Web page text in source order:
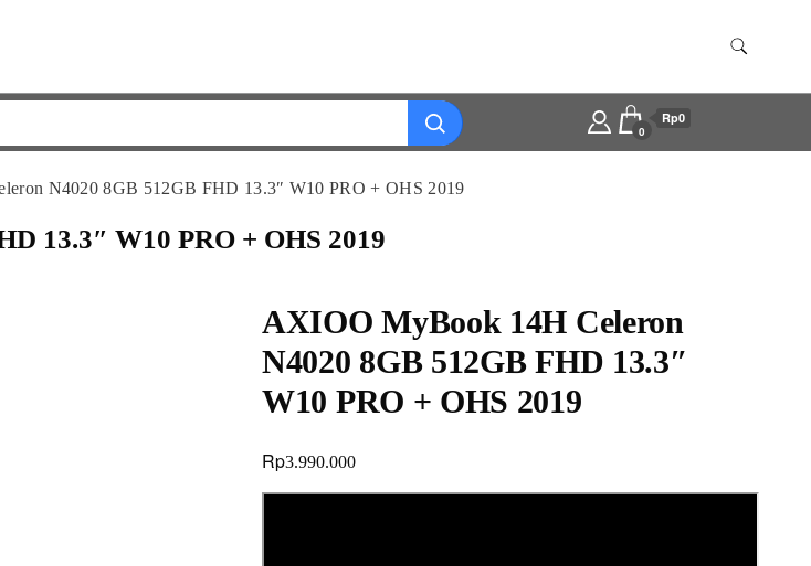
0
Rp0
N4020 8GB 512GB FHD 13.3″ W10 PRO + OHS 2019
13.3″ W10 PRO + OHS 2019
AXIOO MyBook 14H Celeron
N4020 8GB 512GB FHD 13.3″
W10 PRO + OHS 2019
Rp3.990.000